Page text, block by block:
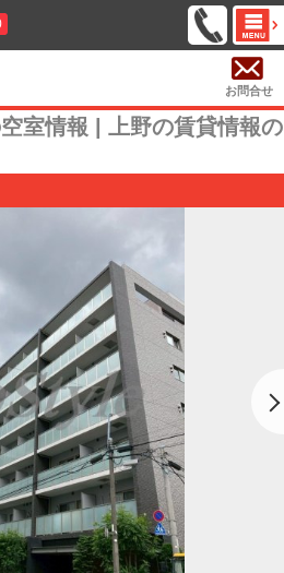
お問合せ
室情報 | 上野の賃貸情報の